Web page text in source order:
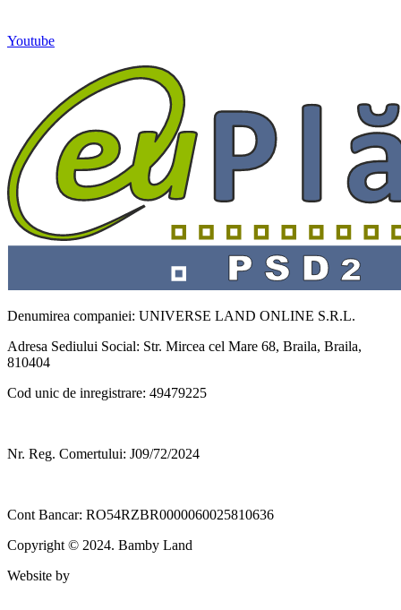
Youtube
Denumirea companiei: UNIVERSE LAND ONLINE S.R.L.
Adresa Sediului Social: Str. Mircea cel Mare 68, Braila, Braila,
810404
Cod unic de inregistrare: 49479225
Nr. Reg. Comertului: J09/72/2024
Cont Bancar: RO54RZBR0000060025810636
Copyright © 2024. Bamby Land
Website by